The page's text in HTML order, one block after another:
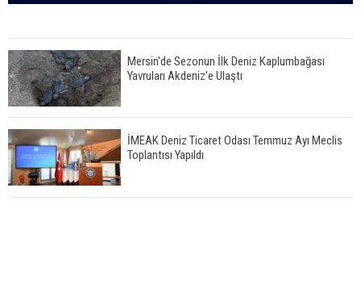
Mersin'de Sezonun İlk Deniz Kaplumbağası
Yavruları Akdeniz'e Ulaştı
İMEAK Deniz Ticaret Odası Temmuz Ayı Meclis
Toplantısı Yapıldı